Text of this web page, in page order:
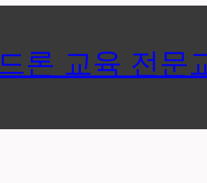
론 교육 전문